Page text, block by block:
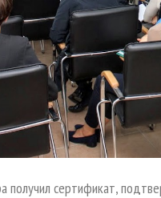
получил сертификат,